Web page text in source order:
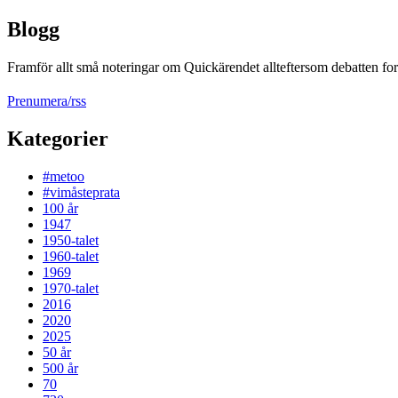
Blogg
Framför allt små noteringar om Quickärendet allteftersom debatten
Prenumera/rss
Kategorier
#metoo
#vimåsteprata
100 år
1947
1950-talet
1960-talet
1969
1970-talet
2016
2020
2025
50 år
500 år
70